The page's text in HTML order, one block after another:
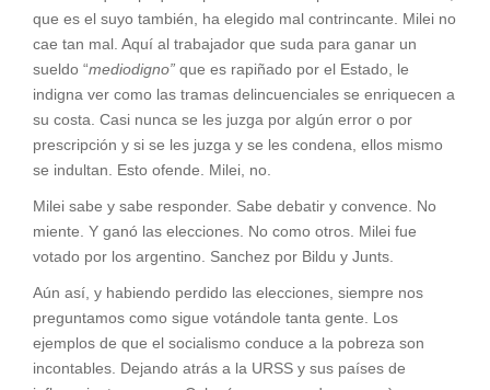
que es el suyo también, ha elegido mal contrincante. Milei no
cae tan mal. Aquí al trabajador que suda para ganar un
sueldo “mediodigno” que es rapiñado por el Estado, le
indigna ver como las tramas delincuenciales se enriquecen a
su costa. Casi nunca se les juzga por algún error o por
prescripción y si se les juzga y se les condena, ellos mismo
se indultan. Esto ofende. Milei, no.
Milei sabe y sabe responder. Sabe debatir y convence. No
miente. Y ganó las elecciones. No como otros. Milei fue
votado por los argentino. Sanchez por Bildu y Junts.
Aún así, y habiendo perdido las elecciones, siempre nos
preguntamos como sigue votándole tanta gente. Los
ejemplos de que el socialismo conduce a la pobreza son
incontables. Dejando atrás a la URSS y sus países de